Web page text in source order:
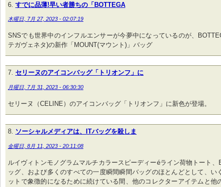
すでに品薄!早い者勝ちの「BOTTEGA
木曜日, 7月 27, 2023 - 02:07:19
SNSでも世界中のインフルエンサーが今夢中になっているのが、
テガヴェネタ)の新作「MOUNT(マウント)」バッグ
セリーヌのアイコンバッグ「トリオンフ」に
月曜日, 7月 31, 2023 - 06:30:30
セリーヌ（CELINE）のアイコンバッグ「トリオンフ」に新色が登場。
ソーシャルメディアは、ITバッグを殺しま
金曜日, 8月 11, 2023 - 20:11:08
ルイヴィトンモノグラムマルチカラースピーディーéライン荷物トート、
ッグ、および多くのすべての一度瞬間瞬間バッグのほとんどとして、い
ットで象徴的になるために続けている間、他のコレクターアイテムと他